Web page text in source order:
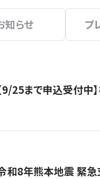
知らせ プ
9/25まで申込受付中
和8年熊本地震 緊急